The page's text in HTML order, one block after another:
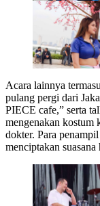
Acara lainnya
pulang pergi dari
PIECE cafe,” serta
mengenakan kostum
dokter. Para
menciptakan